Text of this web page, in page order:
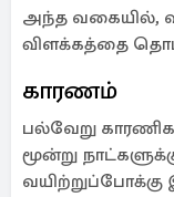
அந்த வகையில்,
விளக்கத்தை
காரணம்
பல்வேறு
மூன்று